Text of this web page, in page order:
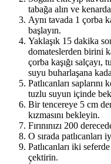
tabağa alın ve
Aynı tavada 1 çorba
başlayın.
Yaklaşık 15 dakika
domateslerden birini
çorba kaşığı
suyu buharlaşana
Patlıcanları
tuzlu suyun içinde
Bir tencereye 5 cm
kızmasını bekleyin.
Fırınınızı 200
O sırada patlıcanları
Patlıcanları iki
çektirin.